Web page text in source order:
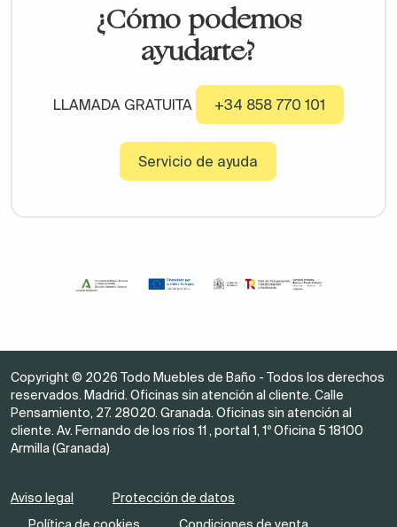
¿Cómo podemos
ayudarte?
LLAMADA GRATUITA +34 858 770 101
Servicio de ayuda
Copyright © 2026 Todo Muebles de Baño - Todos los derechos
reservados. Madrid. Oficinas sin atención al cliente. Calle
Pensamiento, 27. 28020. Granada. Oficinas sin atención al
cliente. Av. Fernando de los ríos 11 , portal 1, 1º Oficina 5 18100
Armilla (Granada)
Aviso legal
Protección de datos